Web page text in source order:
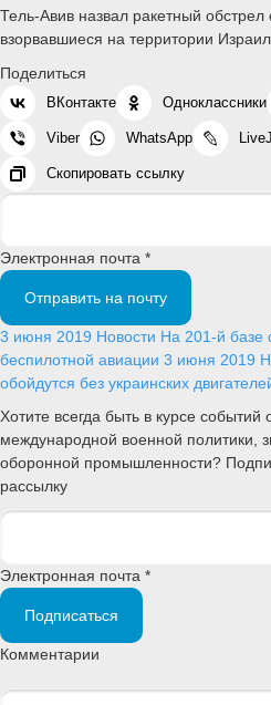
Тель-Авив назвал ракетный обстрел
взорвавшиеся на территории
Поделиться
ВКонтакте Одноклассники
Viber WhatsApp
Скопировать ссылку
Электронная почта *
Отправить на почту
3 июня 2019 Новости На 201-й базе
беспилотной авиации 3 июня 2019
обойдутся без украинских
Хотите всегда быть в курсе событий
международной военной политики,
оборонной промышленности?
рассылку
Электронная почта *
Подписаться
Комментарии